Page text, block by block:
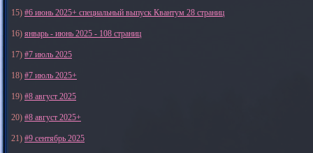
15) #6 июнь 2025+ специальный выпуск Квантум 28 страниц
16) январь - июнь 2025 - 108 страниц
17) #7 июль 2025
18) #7 июль 2025+
19) #8 август 2025
20) #8 август 2025+
21) #9 сентябрь 2025